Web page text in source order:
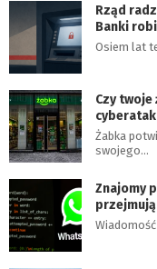
Rząd
Banki
Osiem lat
Czy twoje
Żabka
swojego…
Znajomy